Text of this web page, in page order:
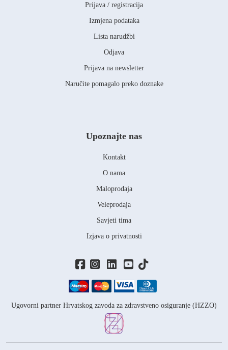
Prijava / registracija
Izmjena podataka
Lista narudžbi
Odjava
Prijava na newsletter
Naručite pomagalo preko doznake
Ugovorni partner Hrvatskog zavoda za zdravstveno osiguranje (HZZO)
Upoznajte nas
Kontakt
O nama
Maloprodaja
Veleprodaja
Savjeti tima
Izjava o privatnosti